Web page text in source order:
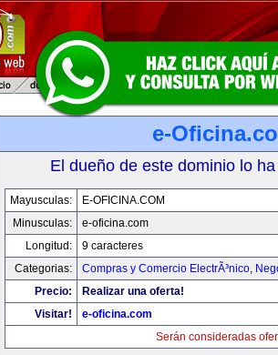
e-
El dueño de este dominio lo
Mayusculas:
E-OFICINA.COM
Minusculas:
e-oficina.com
Longitud:
9 caracteres
Categorias:
Compras y Comercio ElectrÃ³nico,
Precio:
Realizar una oferta!
Visitar!
e-oficina.com
Serán consideradas